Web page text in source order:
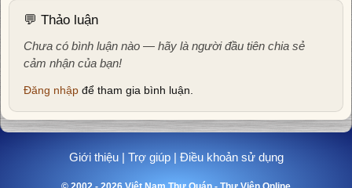
💬 Thảo luận
Chưa có bình luận nào — hãy là người đầu tiên chia sẻ
cảm nhận của bạn!
Đăng nhập để tham gia bình luận.
Giới thiệu| Trợ giúp| Điều khoản sử dụng